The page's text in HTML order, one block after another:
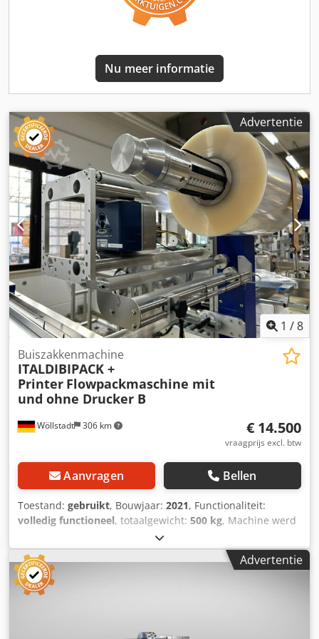
voorraad Emskirchen / Neurenberg - Kan getest worden
Nu meer informatie
Advertentie
1 /8
Wöllstadt 306 km
Buiszakkenmachine
ITALDIBIPACK +
Printer Flowpackmaschine mit
und ohne Drucker B
€ 14.500
vraagprijs excl. btw
Aanvragen Bellen
Toestand: gebruikt, Bouwjaar: 2021, Functionaliteit:
volledig functioneel, totaalgewicht: 500 kg, Machine werd
overgenomen bij een bedrijfsliquidatie. Flowpackmachine
ITALDIBIPACK Dibiflow 500 – Bouwjaar 2021 – Zeer goede
staat Te koop aangeboden: een hoogwaardige flowpack-
verpakkingsmachine van de fabrikant ITALDIBIPACK, model
Dibiflow 500, bouwjaar 2021. De machine bevindt zich in
Advertentie